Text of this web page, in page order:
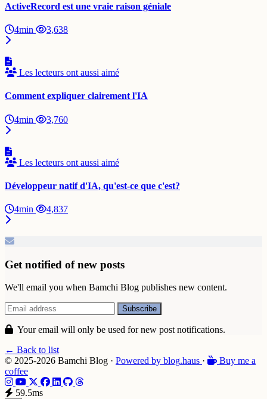
ActiveRecord est une vraie raison géniale
4min 3,638
Les lecteurs ont aussi aimé
Comment expliquer clairement l'IA
4min 3,760
Les lecteurs ont aussi aimé
Développeur natif d'IA, qu'est-ce que c'est?
4min 4,837
Get notified of new posts
We'll email you when Bamchi Blog publishes new content.
Your email will only be used for new post notifications.
← Back to list
© 2025-2026 Bamchi Blog · Powered by blog.haus ·
Buy me a
coffee
59.5ms